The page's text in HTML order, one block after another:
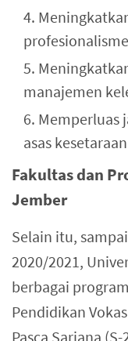
manajemen
Memperluas
asas
Fakultas dan
Jember
Selain itu,
2020/2021,
berbagai
Pendidikan
Pasca Sarjana